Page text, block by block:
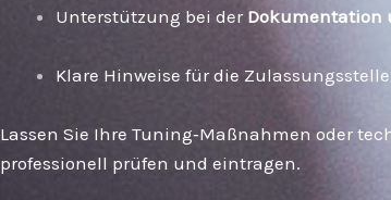
Unterstützung bei der Dokumentation
Klare Hinweise für die Zulassungsstelle
Lassen Sie Ihre Tuning‑Maßnahmen oder
professionell prüfen und eintragen.